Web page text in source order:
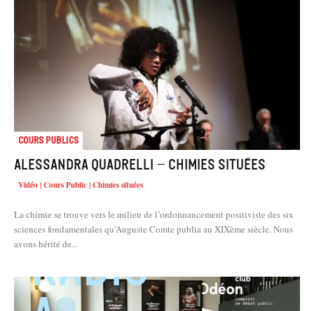
Cours Publics
Alessandra Quadrelli – Chimies situées
Vidéo | Cours Public | Chimies situées
La chimie se trouve vers le milieu de l’ordonnancement positiviste des six
sciences fondamentales qu’Auguste Comte publia au XIXème siècle. Nous
avons hérité de...